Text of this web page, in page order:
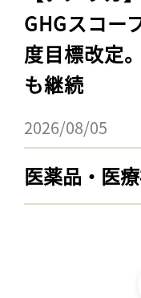
GHGスコー
度目標改定
も継続
2026/08/05
医薬品・医